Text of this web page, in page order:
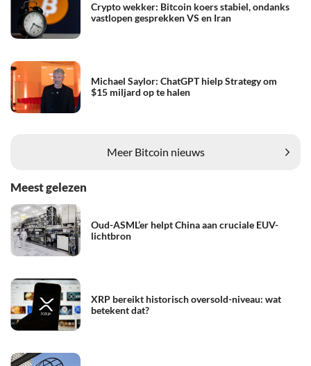
Crypto wekker: Bitcoin koers stabiel, ondanks
vastlopen gesprekken VS en Iran
Michael Saylor: ChatGPT hielp Strategy om
$15 miljard op te halen
Meer Bitcoin nieuws
Meest gelezen
Oud-ASML’er helpt China aan cruciale EUV-
lichtbron
XRP bereikt historisch oversold-niveau: wat
betekent dat?